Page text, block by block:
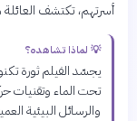
أسرتهم، تكتشف العائلة
💡 لماذا تشاهده؟
يجسّد الفيلم ثورة
تحت الماء وتقنيات
والرسائل البيئية